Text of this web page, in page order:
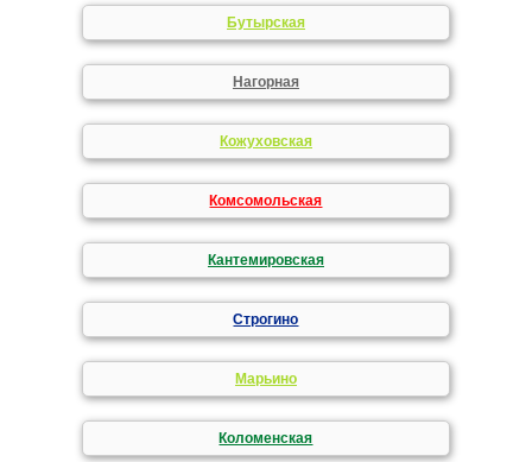
Бутырская
Нагорная
Кожуховская
Комсомольская
Кантемировская
Строгино
Марьино
Коломенская